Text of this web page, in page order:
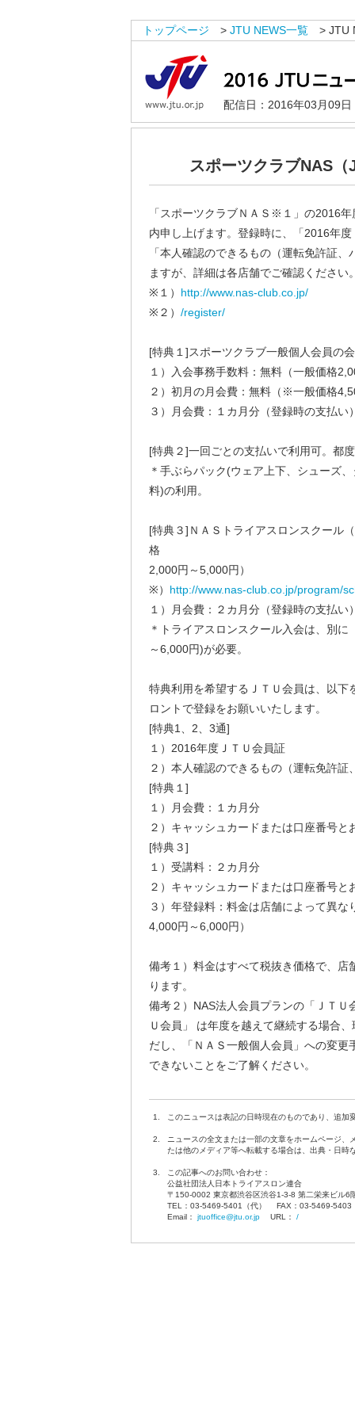
トップページ > JTU NEWS一覧 > JTU
配信日：2016年03月09日
スポーツクラブNAS（
「スポーツクラブＮＡＳ※１」の2016
内申し上げます。登録時に、「2016年
「本人確認のできるもの（運転免許証
ますが、詳細は各店舗でご確認ください
※１） http://www.nas-club.co.jp/
※２） /register/
[特典１]スポーツクラブ一般個人会員の
１）入会事務手数料：無料（一般価格
２）初月の月会費：無料（※一般価格
３）月会費：１カ月分（登録時の支払い
[特典２]一回ごとの支払いで利用可。都
＊手ぶらパック(ウェア上下、シューズ
料)の利用。
[特典３]ＮＡＳトライアスロンスクール
格
2,000円～5,000円）
※） http://www.nas-club.co.jp/program/
１）月会費：２カ月分（登録時の支払い
＊トライアスロンスクール入会は、別
～6,000円)が必要。
特典利用を希望するＪＴＵ会員は、以下
ロントで登録をお願いいたします。
[特典1、2、3通]
１）2016年度ＪＴＵ会員証
２）本人確認のできるもの（運転免許証
[特典１]
１）月会費：１カ月分
２）キャッシュカードまたは口座番号と
[特典３]
１）受講料：２カ月分
２）キャッシュカードまたは口座番号と
３）年登録料：料金は店舗によって異な
4,000円～6,000円）
備考１）料金はすべて税抜き価格で、店
ります。
備考２）NAS法人会員プランの「ＪＴＵ
Ｕ会員」 は年度を越えて継続する場合
だし、「ＮＡＳ一般個人会員」への変更
できないことをご了解ください。
1. このニュースは表記の日時現在のものであり、追加
2.
ニュースの全文または一部の文章をホームページ、
たは他のメディア等へ転載する場合は、出典・日時
3.
この記事へのお問い合わせ：
公益社団法人日本トライアスロン連合
〒150-0002 東京都渋谷区渋谷1-3-8 第二栄来ビル6
TEL：03-5469-5401（代） FAX：03-5469-
Email： jtuoffice@jtu.or.jpURL： /